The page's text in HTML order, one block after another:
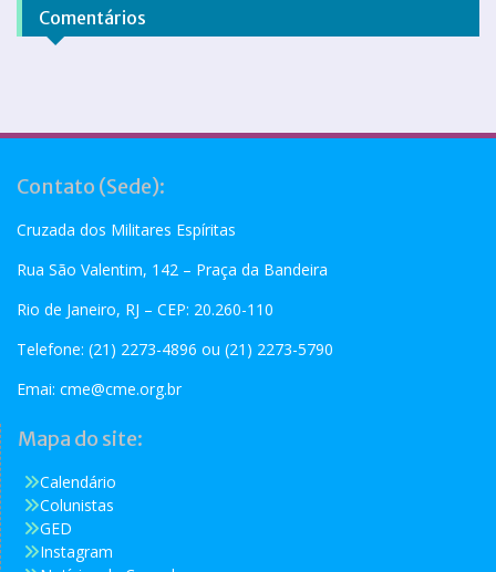
Comentários
Contato (Sede):
Cruzada dos Militares Espíritas
Rua São Valentim, 142 – Praça da Bandeira
Rio de Janeiro, RJ – CEP: 20.260-110
Telefone: (21) 2273-4896 ou (21) 2273-5790
Emai: cme@cme.org.br
Mapa do site:
Calendário
Colunistas
GED
Instagram